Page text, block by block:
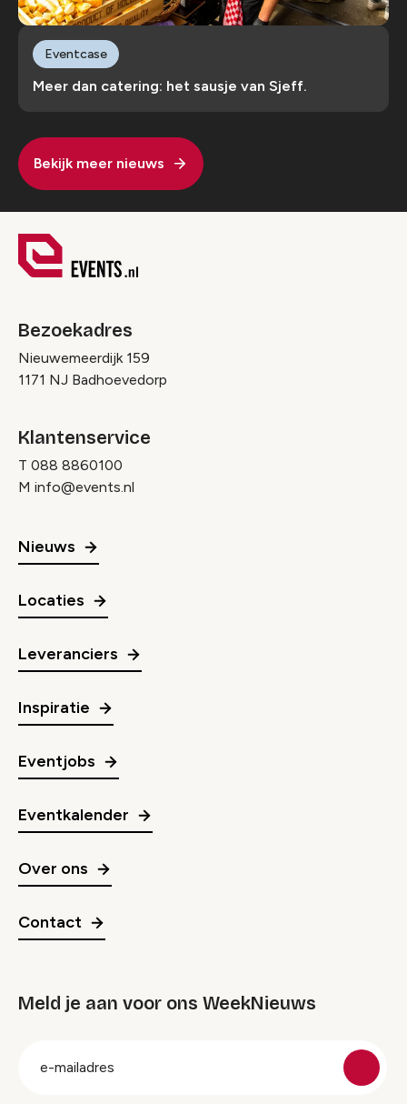
Meer dan catering: het sausje van Sjeff.
Eventcase
Bekijk meer nieuws
Bezoekadres
Nieuwemeerdijk 159
1171 NJ Badhoevedorp
Klantenservice
T 088 8860100
M info@events.nl
Nieuws
Locaties
Leveranciers
Inspiratie
Eventjobs
Eventkalender
Over ons
Contact
Meld je aan voor ons WeekNieuws